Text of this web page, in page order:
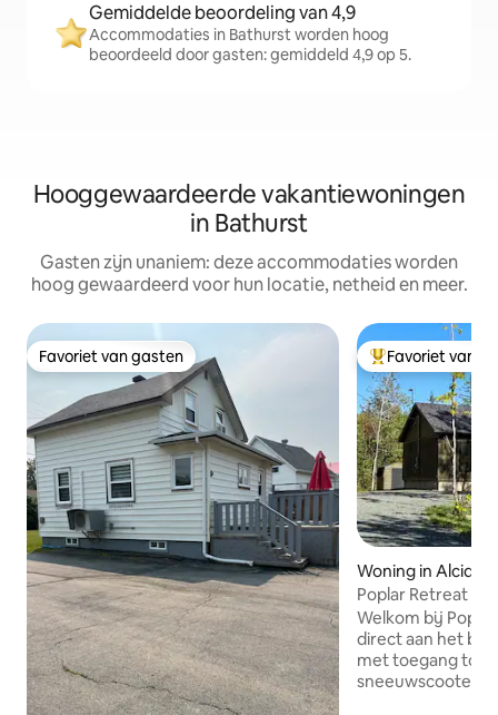
Gemiddelde beoordeling van 4,9
Accommodaties in Bathurst worden hoog
beoordeeld door gasten: gemiddeld 4,9 op 5.
Hooggewaardeerde vakantiewoningen
in Bathurst
Gasten zijn unaniem: deze accommodaties worden
hoog gewaardeerd voor hun locatie, netheid en meer.
Favoriet van gasten
Favoriet van gasten Topfavoriet van
Favoriet van
Woning in Alcida
Poplar Retreat -
Welkom bij Poplar
direct aan het
met toegang tot